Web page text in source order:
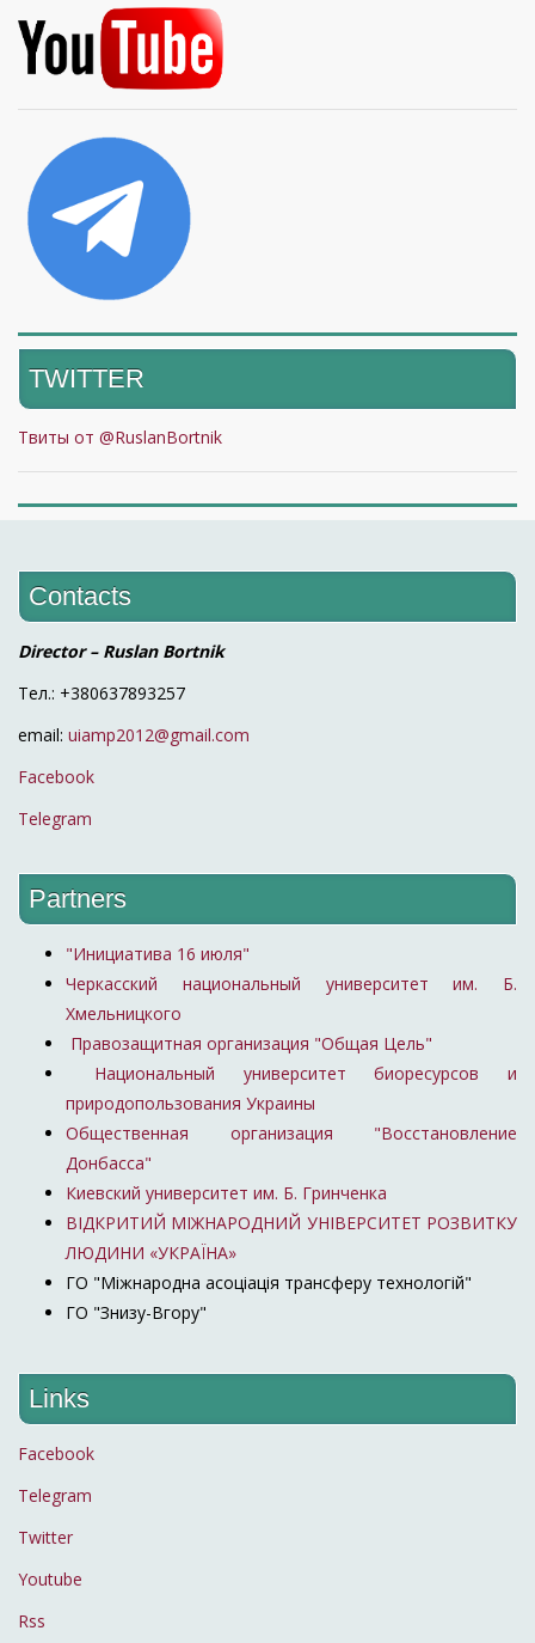
TWITTER
Твиты от @RuslanBortnik
Contacts
Director – Ruslan Bortnik
Тел.: +380637893257
email: uiamp2012@gmail.com
Facebook
Telegram
Partners
"Инициатива 16 июля"
Черкасский национальный университет им. Б.
Хмельницкого
Правозащитная организация "Общая Цель"
Национальный университет биоресурсов и
природопользования Украины
Общественная организация "Восстановление
Донбасса"
Киевский университет им. Б. Гринченка
ВІДКРИТИЙ МІЖНАРОДНИЙ УНІВЕРСИТЕТ РОЗВИТКУ
ЛЮДИНИ «УКРАЇНА»
ГО "Міжнародна асоціація трансферу технологій"
ГО "Знизу-Вгору"
Links
Facebook
Telegram
Twitter
Youtube
Rss